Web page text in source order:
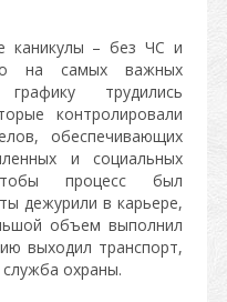
каникулы – без ЧС и
на самых важных
трудились
контролировали
обеспечивающих
и социальных
процесс был
дежурили в карьере,
объем выполнил
выходил транспорт,
охраны.